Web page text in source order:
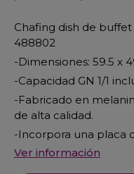
Chafing dish de
488802
-Dimensiones: 59.5 x
-Capacidad GN 1/1
-Fabricado en
de alta calidad.
-Incorpora una placa
Ver información